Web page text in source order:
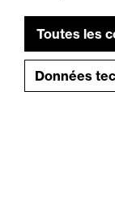
Toutes les
Données